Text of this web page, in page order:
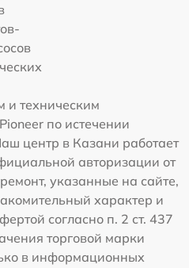
и техническим
по истечении
центр в Казани работает
авторизации от
указанные на сайте,
характер и
согласно п. 2 ст. 437
торговой марки
в информационных